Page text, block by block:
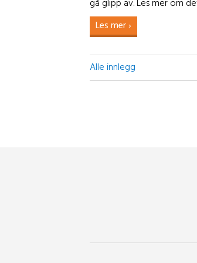
gå glipp av. Les mer om
Les mer ›
Alle innlegg